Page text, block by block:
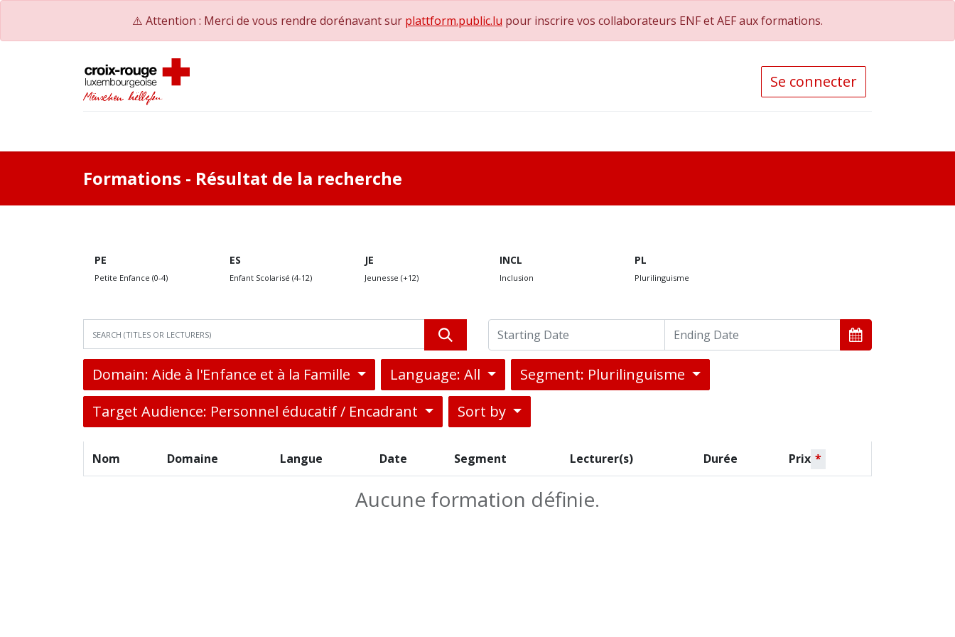
⚠️ Attention : Merci de vous rendre dorénavant sur plattform.public.lu pour inscrire vos collaborateurs ENF et AEF aux formations.
Se connecter
Formations - Résultat de la recherche
PE
Petite Enfance (0-4)
ES
Enfant Scolarisé (4-12)
JE
Jeunesse (+12)
INCL
Inclusion
PL
Plurilinguisme
Domain: Aide à l'Enfance et à la Famille Language: All
Segment: Plurilinguisme
Target Audience: Personnel éducatif / Encadrant
Sort by
Nom Domaine Langue Date Segment Lecturer(s) Durée Prix *
Aucune formation définie.